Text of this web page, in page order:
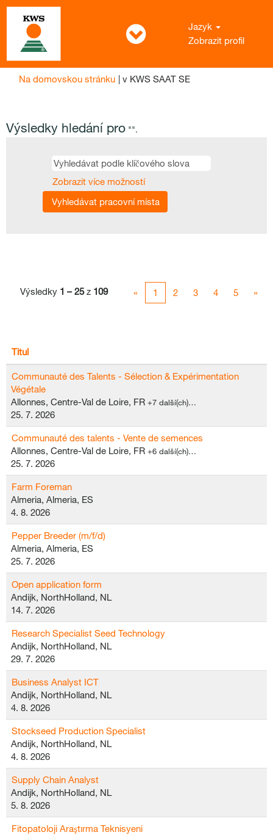
Jazyk
Zobrazit profil
Na domovskou stránku | v KWS SAAT SE(aktuální
Výsledky hledání pro "".
Zobrazit více možností
Výsledky 1 – 25z 109 « 1 2 3 4 5 »
Titul
Communauté des Talents - Sélection & Expérimentation
Végétale
Allonnes, Centre-Val de Loire, FR +7 další(ch)…
25. 7. 2026
Communauté des talents - Vente de semences
Allonnes, Centre-Val de Loire, FR +6 další(ch)…
25. 7. 2026
Farm Foreman
Almeria, Almeria, ES
4. 8. 2026
Pepper Breeder (m/f/d)
Almeria, Almeria, ES
25. 7. 2026
Open application form
Andijk, NorthHolland, NL
14. 7. 2026
Research Specialist Seed Technology
Andijk, NorthHolland, NL
29. 7. 2026
Business Analyst ICT
Andijk, NorthHolland, NL
4. 8. 2026
Stockseed Production Specialist
Andijk, NorthHolland, NL
4. 8. 2026
Supply Chain Analyst
Andijk, NorthHolland, NL
5. 8. 2026
Fitopatoloji Araştırma Teknisyeni